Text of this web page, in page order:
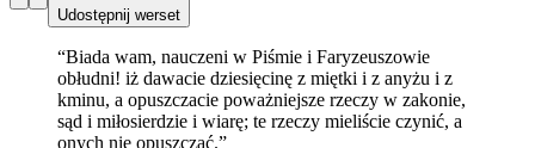
Udostępnij werset
“Biada wam, nauczeni w Piśmie i Faryzeuszowie
obłudni! iż dawacie dziesięcinę z miętki i z anyżu i z
kminu, a opuszczacie poważniejsze rzeczy w zakonie,
sąd i miłosierdzie i wiarę; te rzeczy mieliście czynić, a
onych nie opuszczać.”